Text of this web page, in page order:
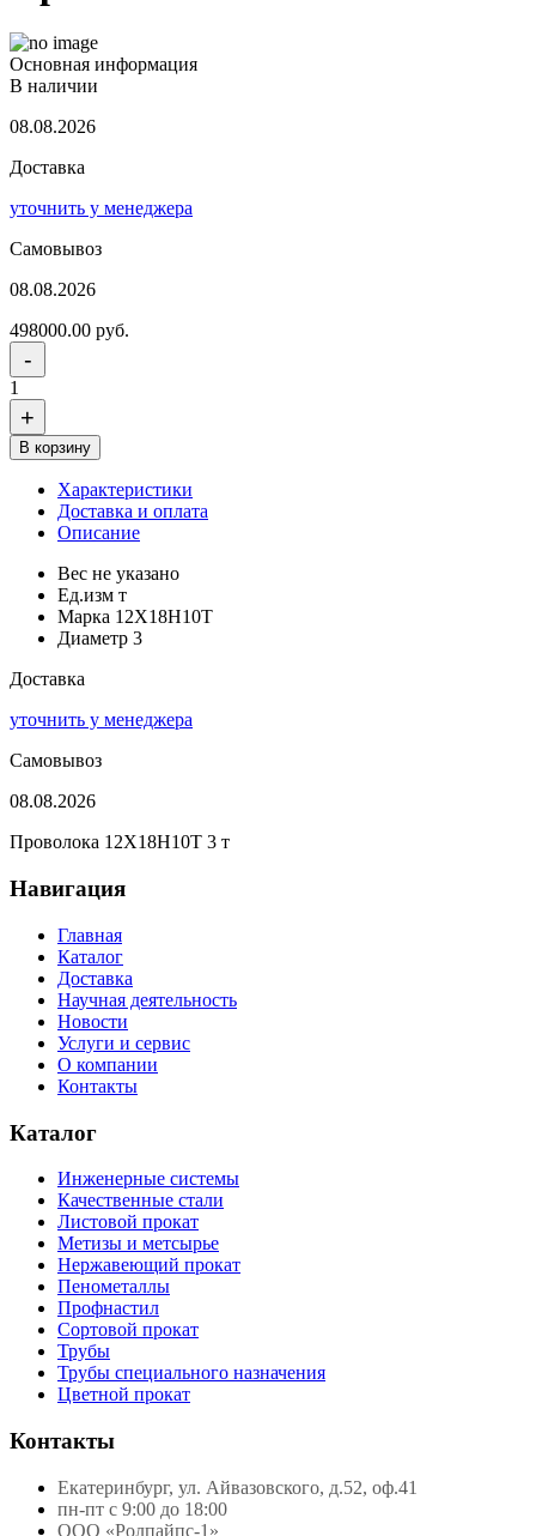
Основная информация
В наличии
08.08.2026
Доставка
уточнить у менеджера
Самовывоз
08.08.2026
498000.00 руб.
-
1
+
В корзину
Характеристики
Доставка и оплата
Описание
Вес не указано
Ед.изм т
Марка 12Х18Н10Т
Диаметр 3
Доставка
уточнить у менеджера
Самовывоз
08.08.2026
Проволока 12Х18Н10Т 3 т
Навигация
Главная
Каталог
Доставка
Научная деятельность
Новости
Услуги и сервис
О компании
Контакты
Каталог
Инженерные системы
Качественные стали
Листовой прокат
Метизы и метсырье
Нержавеющий прокат
Пенометаллы
Профнастил
Сортовой прокат
Трубы
Трубы специального назначения
Цветной прокат
Контакты
Екатеринбург, ул. Айвазовского, д.52, оф.41
пн-пт с 9:00 до 18:00
ООО «Ролпайпс-1»